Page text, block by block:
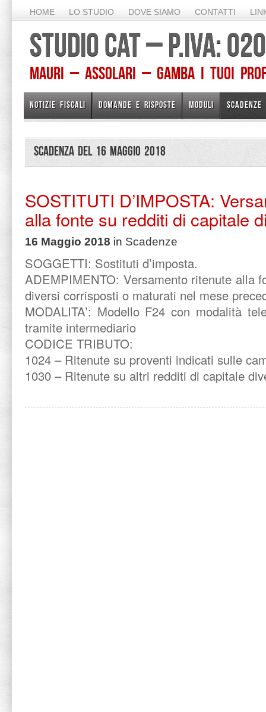
HOME LO STUDIO DOVE SIAMO CONTATTI
STUDIO CAT – P.IVA:
Mauri – Assolari – Gamba I TUOI
NOTIZIE FISCALI DOMANDE E RISPOSTE MODULI SCADENZE
Scadenza del 16 Maggio 2018
SOSTITUTI D’IMPOSTA:
alla fonte su redditi di capitale
16 Maggio 2018 in Scadenze
SOGGETTI: Sostituti d’imposta.
ADEMPIMENTO: Versamento ritenute alla
diversi corrisposti o maturati nel mese
MODALITA’: Modello F24 con modalità
tramite intermediario
CODICE TRIBUTO:
1024 – Ritenute su proventi indicati sulle
1030 – Ritenute su altri redditi di capitale